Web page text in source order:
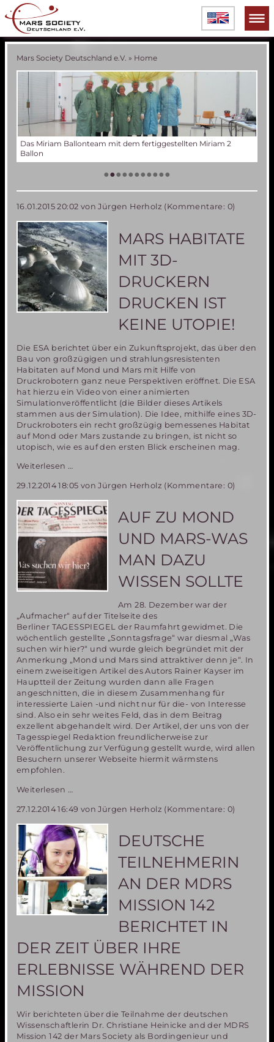
Mars Society Deutschland e.V. » Home
fertiggestellten Miriam 2 Verschiedene Phasen der Miriam 2
•••••••••••
16.01.2015 20:02 von Jürgen Herholz (Kommentare: 0)
MARS HABITATE
MIT 3D-
DRUCKERN
DRUCKEN IST
KEINE UTOPIE!
Die ESA berichtet über ein Zukunftsprojekt, das über den
Bau von großzügigen und strahlungsresistenten
Habitaten auf Mond und Mars mit Hilfe von
Druckrobotern ganz neue Perspektiven eröffnet. Die ESA
hat hierzu ein Video von einer animierten
Simulationveröffentlicht (die Bilder dieses Artikels
stammen aus der Simulation). Die Idee, mithilfe eines 3D-
Druckroboters ein recht großzügig bemessenes Habitat
auf Mond oder Mars zustande zu bringen, ist nicht so
utopisch, wie es auf den ersten Blick erscheinen mag.
Weiterlesen …
mit
3D-
Druckern
drucken
ist
keine
Utopie!
29.12.2014 18:05 von Jürgen Herholz (Kommentare: 0)
AUF ZU MOND
UND MARS-WAS
MAN DAZU
WISSEN SOLLTE
Am 28. Dezember war der
„Aufmacher“ auf der Titelseite des
Berliner TAGESSPIEGEL der Raumfahrt gewidmet. Die
wöchentlich gestellte „Sonntagsfrage“ war diesmal „Was
suchen wir hier?“ und wurde gleich begründet mit der
Anmerkung „Mond und Mars sind attraktiver denn je“. In
einem zweiseitigen Artikel des Autors Rainer Kayser im
Hauptteil der Zeitung wurden dann alle Fragen
angeschnitten, die in diesem Zusammenhang für
interessierte Laien -und nicht nur für die- von Interesse
sind. Also ein sehr weites Feld, das in dem Beitrag
exzellent abgehandelt wird. Der Artikel, der uns von der
Tagesspiegel Redaktion freundlicherweise zur
Veröffentlichung zur Verfügung gestellt wurde, wird allen
Besuchern unserer Webseite hiermit wärmstens
empfohlen.
Weiterlesen …
Mond
und
Mars-
was
man
dazu
wissen
sollte
27.12.2014 16:49 von Jürgen Herholz (Kommentare: 0)
DEUTSCHE
TEILNEHMERIN
AN DER MDRS
MISSION 142
BERICHTET IN
DER ZEIT ÜBER IHRE
ERLEBNISSE WÄHREND DER
MISSION
Wir berichteten über die Teilnahme der deutschen
Wissenschaftlerin Dr. Christiane Heinicke and der MDRS
Mission 142 der Mars Society als Bordingenieur und